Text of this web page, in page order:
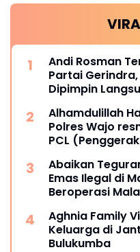
Andi Rosman
Partai
Dipimpin
Alhamdulillah
Polres Wajo
PCL
Abaikan
Emas Ilegal di
Beroperasi Malam Hari
Aghnia Family
Keluarga di
Bulukumba